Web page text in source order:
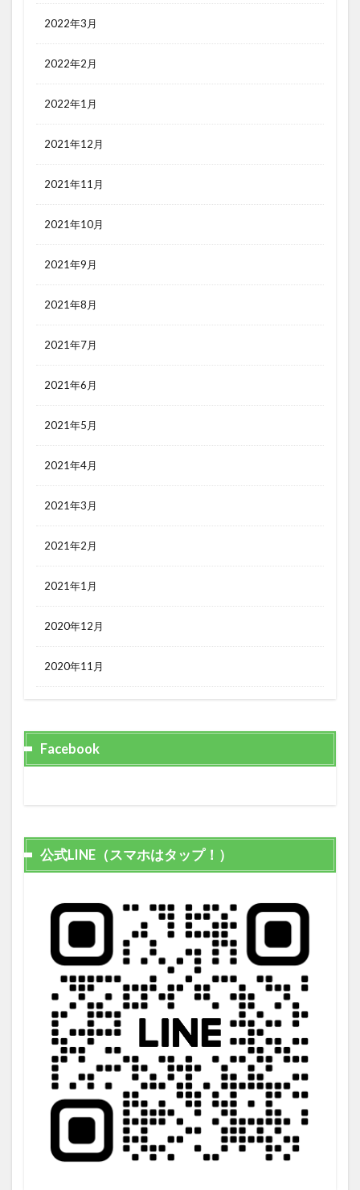
2022年3月
2022年2月
2022年1月
2021年12月
2021年11月
2021年10月
2021年9月
2021年8月
2021年7月
2021年6月
2021年5月
2021年4月
2021年3月
2021年2月
2021年1月
2020年12月
2020年11月
Facebook
公式LINE（スマホはタップ！）